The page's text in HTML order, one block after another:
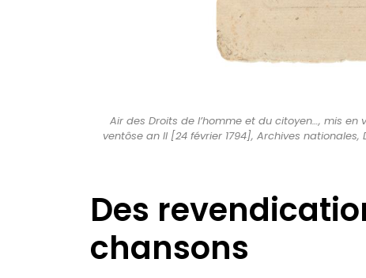
Air des Droits de l’homme et du citoyen…, mis
ventôse an II [24 février 1794], Archives
Des
chansons